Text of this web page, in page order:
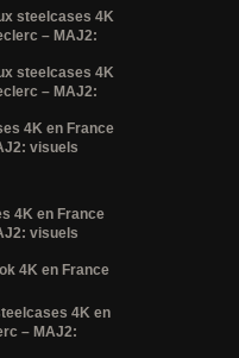
steelcases 4K
– MAJ2:
steelcases 4K
– MAJ2:
4K en France
visuels
4K en France
visuels
4K en France
4K en
– MAJ2: